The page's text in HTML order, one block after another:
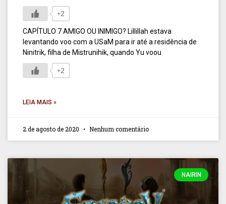
+2
CAPÍTULO 7 AMIGO OU INIMIGO? Lillillah estava
levantando voo com a USaM para ir até a residência de
Ninitrik, filha de Mistrunihik, quando Yu voou
+2
LEIA MAIS »
2 de agosto de 2020 Nenhum comentário
NAIRIN